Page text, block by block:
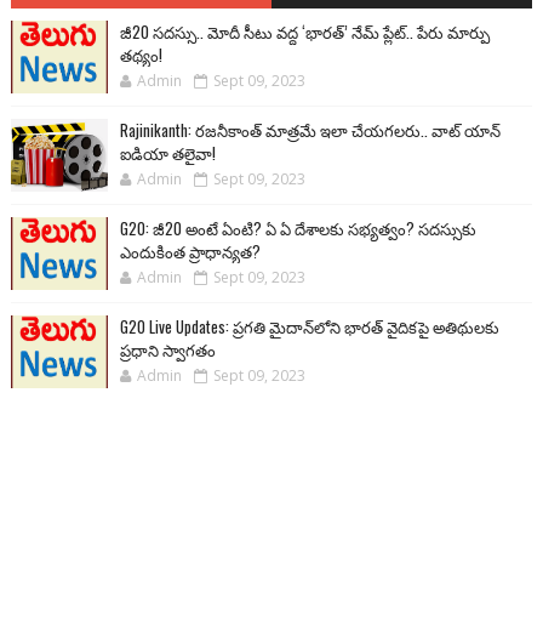
జీ20 సదస్సు.. మోదీ సీటు వద్ద ‘భారత్’ నేమ్ ప్లేట్‌.. పేరు మార్పు
తథ్యం!
Admin Sept 09, 2023
Rajinikanth: రజనీకాంత్ మాత్రమే ఇలా చేయగలరు.. వాట్ యాన్
ఐడియా తలైవా!
Admin Sept 09, 2023
G20: జీ20 అంటే ఏంటి? ఏ ఏ దేశాలకు సభ్యత్వం? సదస్సుకు
ఎందుకింత ప్రాధాన్యత?
Admin Sept 09, 2023
G20 Live Updates: ప్రగతి మైదాన్‌లోని భారత్ వైదికపై అతిథులకు
ప్రధాని స్వాగతం
Admin Sept 09, 2023